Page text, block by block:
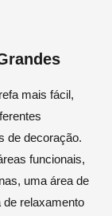
mais fácil,
de decoração.
funcionais,
uma área de
relaxamento